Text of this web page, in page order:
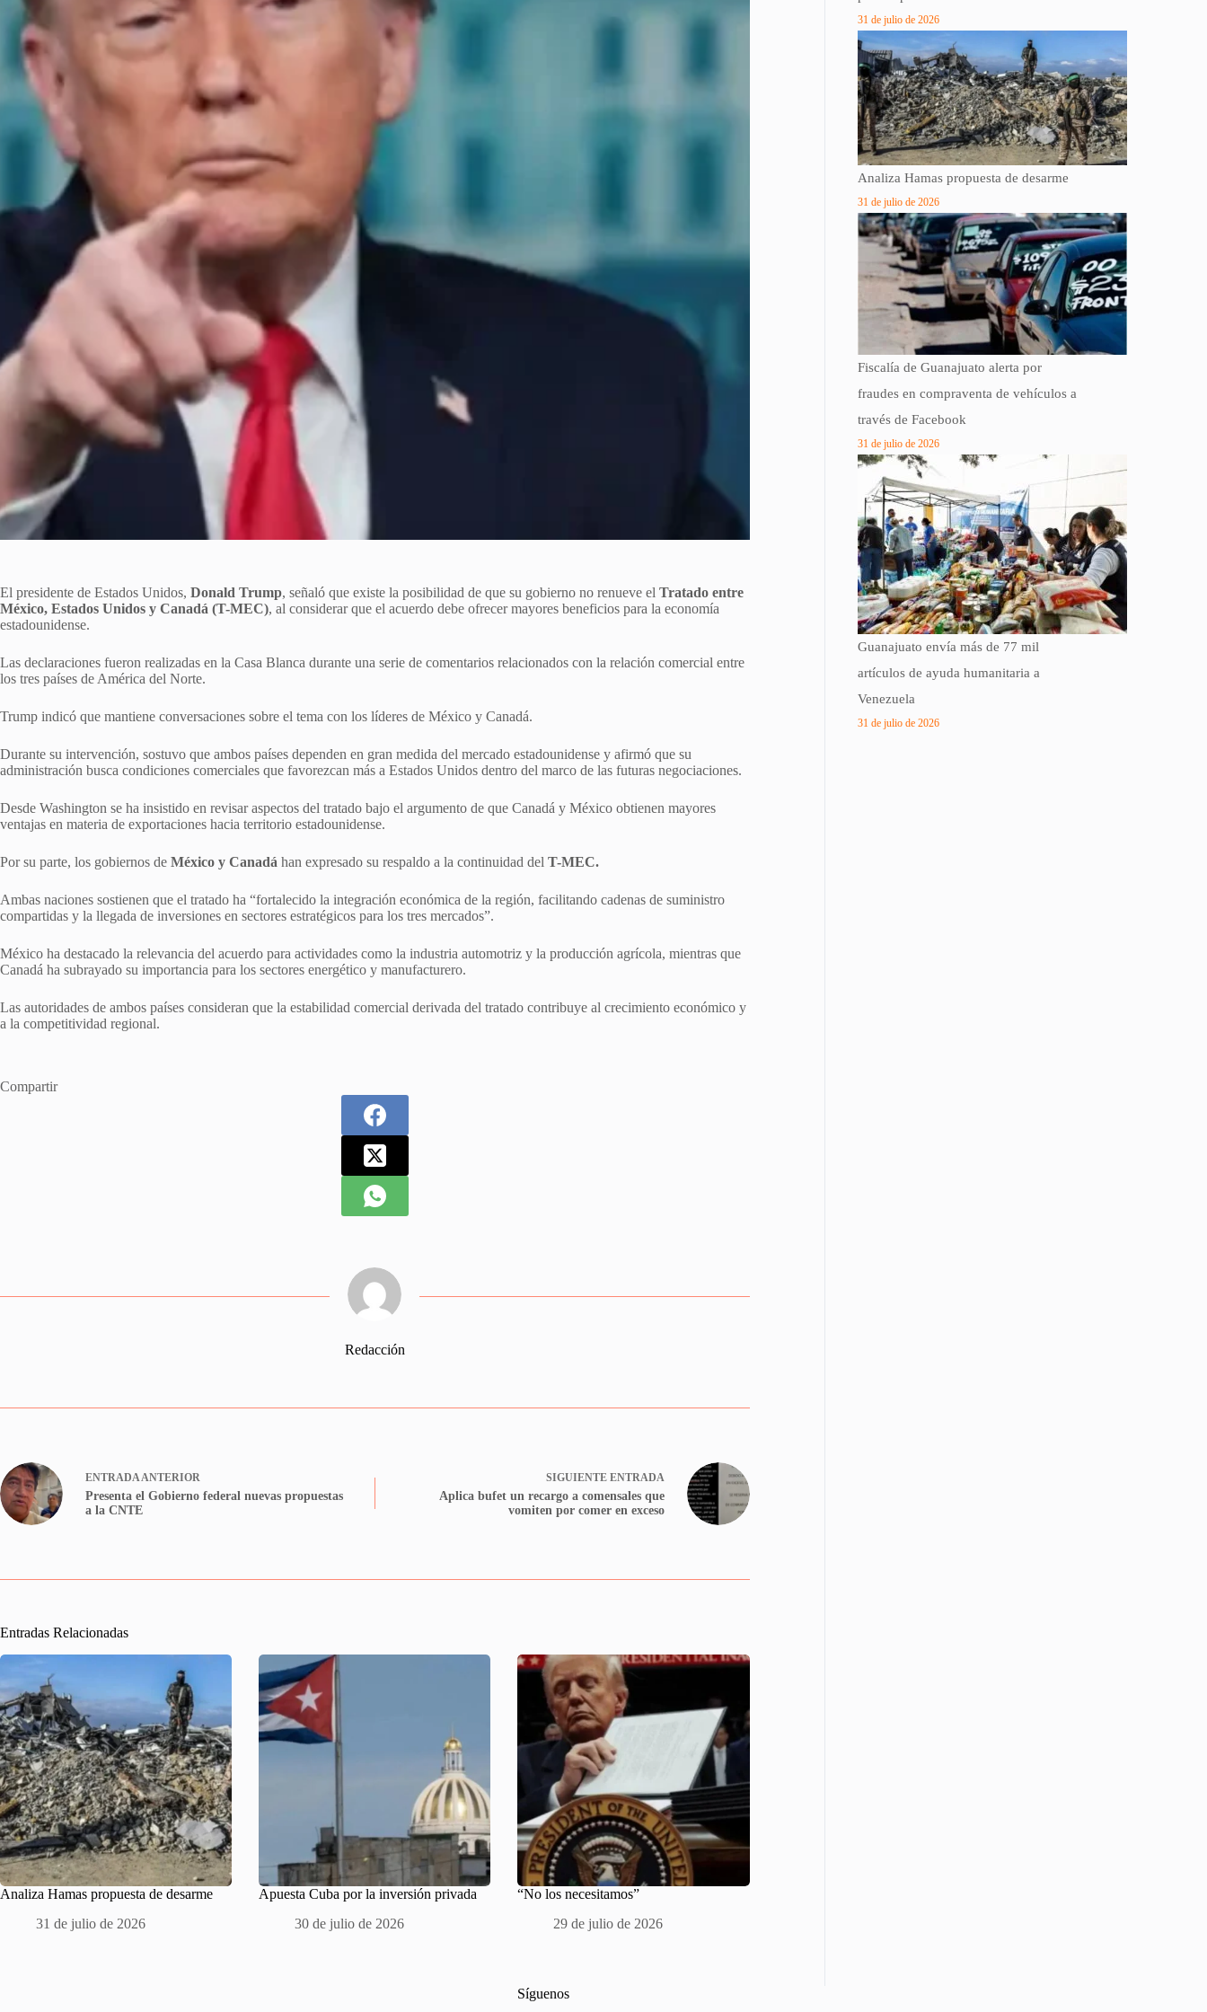
El presidente de Estados Unidos, Donald Trump, señaló que existe la posibilidad de que su gobierno no renueve el Tratado entre
México, Estados Unidos y Canadá (T-MEC), al considerar que el acuerdo debe ofrecer mayores beneficios para la economía
estadounidense.
Las declaraciones fueron realizadas en la Casa Blanca durante una serie de comentarios relacionados con la relación comercial entre
los tres países de América del Norte.
Trump indicó que mantiene conversaciones sobre el tema con los líderes de México y Canadá.
Durante su intervención, sostuvo que ambos países dependen en gran medida del mercado estadounidense y afirmó que su
administración busca condiciones comerciales que favorezcan más a Estados Unidos dentro del marco de las futuras negociaciones.
Desde Washington se ha insistido en revisar aspectos del tratado bajo el argumento de que Canadá y México obtienen mayores
ventajas en materia de exportaciones hacia territorio estadounidense.
Por su parte, los gobiernos de México y Canadá han expresado su respaldo a la continuidad del T-MEC.
Ambas naciones sostienen que el tratado ha “fortalecido la integración económica de la región, facilitando cadenas de suministro
compartidas y la llegada de inversiones en sectores estratégicos para los tres mercados”.
México ha destacado la relevancia del acuerdo para actividades como la industria automotriz y la producción agrícola, mientras que
Canadá ha subrayado su importancia para los sectores energético y manufacturero.
Las autoridades de ambos países consideran que la estabilidad comercial derivada del tratado contribuye al crecimiento económico y
a la competitividad regional.
Compartir
Redacción
ENTRADAANTERIOR
Presenta el Gobierno federal nuevas propuestas
a la CNTE
SIGUIENTE ENTRADA
Aplica bufet un recargo a comensales que
vomiten por comer en exceso
Entradas Relacionadas
Analiza Hamas propuesta de desarme
31 de julio de 2026
Apuesta Cuba por la inversión privada
30 de julio de 2026
“No los necesitamos”
29 de julio de 2026
31 de julio de 2026
Analiza Hamas propuesta de desarme
31 de julio de 2026
Fiscalía de Guanajuato alerta por
fraudes en compraventa de vehículos a
través de Facebook
31 de julio de 2026
Guanajuato envía más de 77 mil
artículos de ayuda humanitaria a
Venezuela
31 de julio de 2026
Síguenos